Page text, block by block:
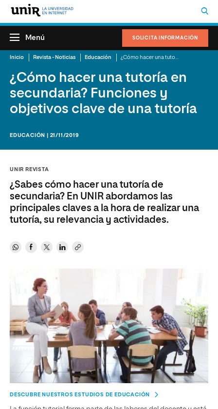
SOLICITA INFORMACIÓN
Menú
Inicio Revista - Noticias Educación
¿Cómo hacer una tutoría en
secundaria? Funciones y
objetivos clave de una tutoría
EDUCACIÓN | 21/11/2019
UNIR REVISTA
¿Sabes cómo hacer una tutoría de
secundaria? En UNIR abordamos las
principales claves a la hora de realizar una
tutoría, su relevancia y actividades.
DESCUBRE NUESTROS ESTUDIOS DE EDUCACIÓN